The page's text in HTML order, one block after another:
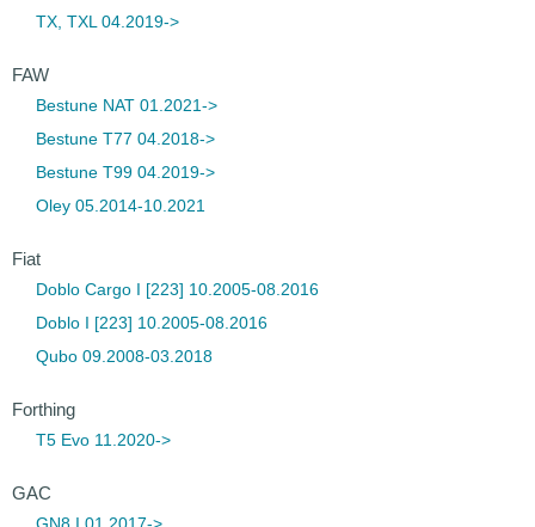
TX, TXL 04.2019->
FAW
Bestune NAT 01.2021->
Bestune T77 04.2018->
Bestune T99 04.2019->
Oley 05.2014-10.2021
Fiat
Doblo Cargo I [223] 10.2005-08.2016
Doblo I [223] 10.2005-08.2016
Qubo 09.2008-03.2018
Forthing
T5 Evo 11.2020->
GAC